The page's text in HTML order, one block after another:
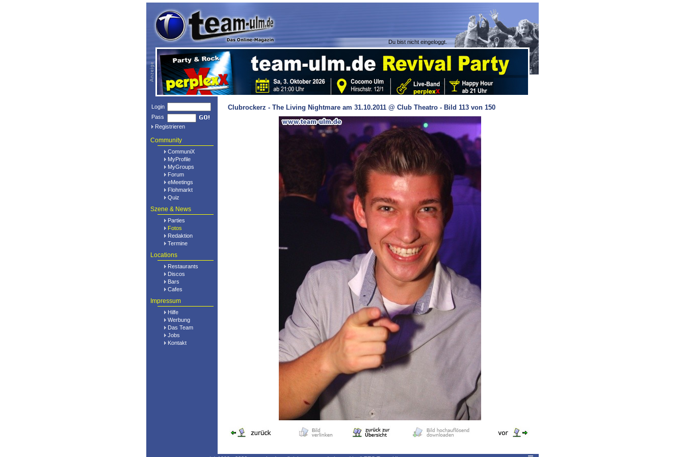
Du bist nicht eingeloggt.
Login
Pass
Registrieren
Community
CommuniX
MyProfile
MyGroups
Forum
eMeetings
Flohmarkt
Quiz
Szene & News
Parties
Fotos
Redaktion
Termine
Locations
Restaurants
Discos
Bars
Cafes
Impressum
Hilfe
Werbung
Das Team
Jobs
Kontakt
Clubrockerz - The Living Nightmare am 31.10.2011 @ Club Theatro - Bild 113 von 150